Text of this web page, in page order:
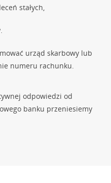
stałych,
urząd skarbowy lub
numeru rachunku.
odpowiedzi od
banku przeniesiemy